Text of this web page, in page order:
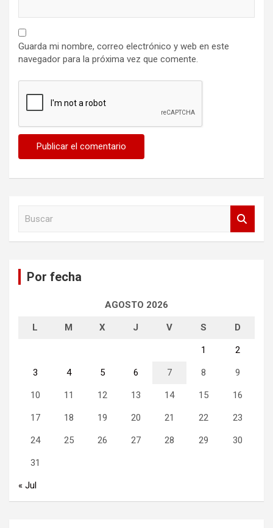
Guarda mi nombre, correo electrónico y web en este
navegador para la próxima vez que comente.
Por fecha
AGOSTO 2026
L M X J V S D
1 2
3 4 5 6 7 8 9
10 11 12 13 14 15 16
17 18 19 20 21 22 23
24 25 26 27 28 29 30
31
« Jul